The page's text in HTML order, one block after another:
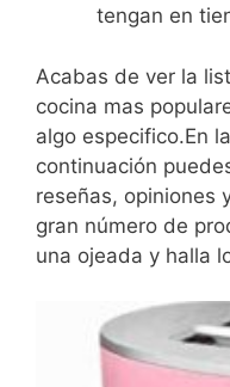
tengan en
Acabas de ver la
cocina mas
algo especifico.En
continuación
reseñas, opiniones
gran número de
una ojeada y halla